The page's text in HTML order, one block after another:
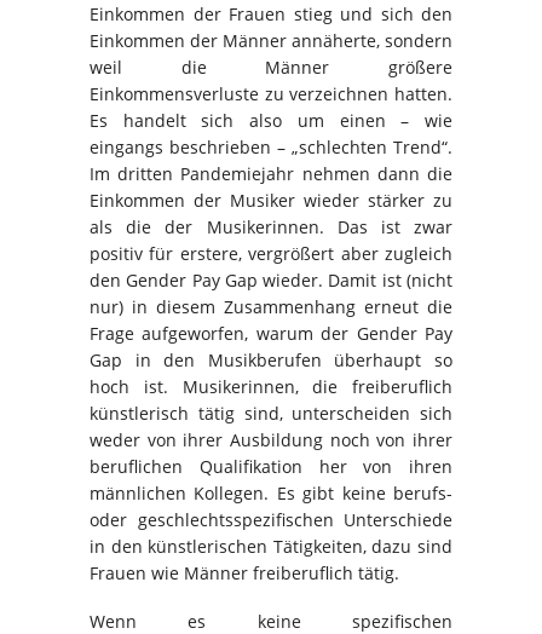
Einkommen der Frauen stieg und sich den
Einkommen der Männer annäherte, sondern
weil die Männer größere
Einkommensverluste zu verzeichnen hatten.
Es handelt sich also um einen – wie
eingangs beschrieben – „schlechten Trend“.
Im dritten Pandemiejahr nehmen dann die
Einkommen der Musiker wieder stärker zu
als die der Musikerinnen. Das ist zwar
positiv für erstere, vergrößert aber zugleich
den Gender Pay Gap wieder. Damit ist (nicht
nur) in diesem Zusammenhang erneut die
Frage aufgeworfen, warum der Gender Pay
Gap in den Musikberufen überhaupt so
hoch ist. Musikerinnen, die freiberuflich
künstlerisch tätig sind, unterscheiden sich
weder von ihrer Ausbildung noch von ihrer
beruflichen Qualifikation her von ihren
männlichen Kollegen. Es gibt keine berufs-
oder geschlechtsspezifischen Unterschiede
in den künstlerischen Tätigkeiten, dazu sind
Frauen wie Männer freiberuflich tätig.
Wenn es keine spezifischen